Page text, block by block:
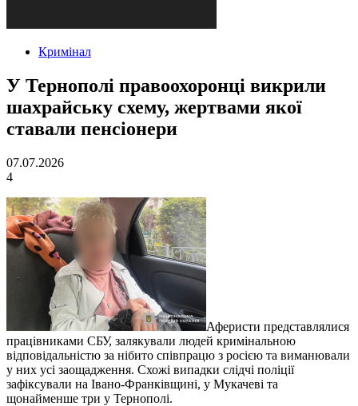
Кримінал
У Тернополі правоохоронці викрили
шахрайську схему, жертвами якої
ставали пенсіонери
07.07.2026
4
Аферисти представлялися
працівниками СБУ, залякували людей кримінальною
відповідальністю за нібито співпрацю з росією та виманювали
у них усі заощадження. Схожі випадки слідчі поліції
зафіксували на Івано-Франківщині, у Мукачеві та
щонайменше три у Тернополі.